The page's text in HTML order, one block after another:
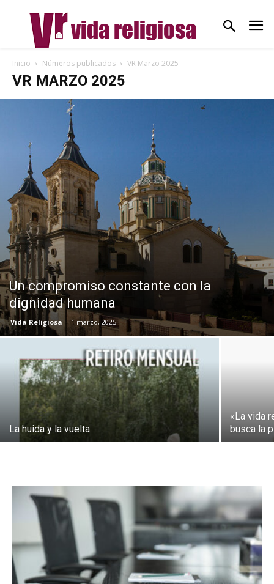
Inicio Números publicados VR Marzo 2025
VR MARZO 2025
Un compromiso constante con la
dignidad humana
Vida Religiosa - 1 marzo, 2025
La huida y la vuelta
«La vida
busca la